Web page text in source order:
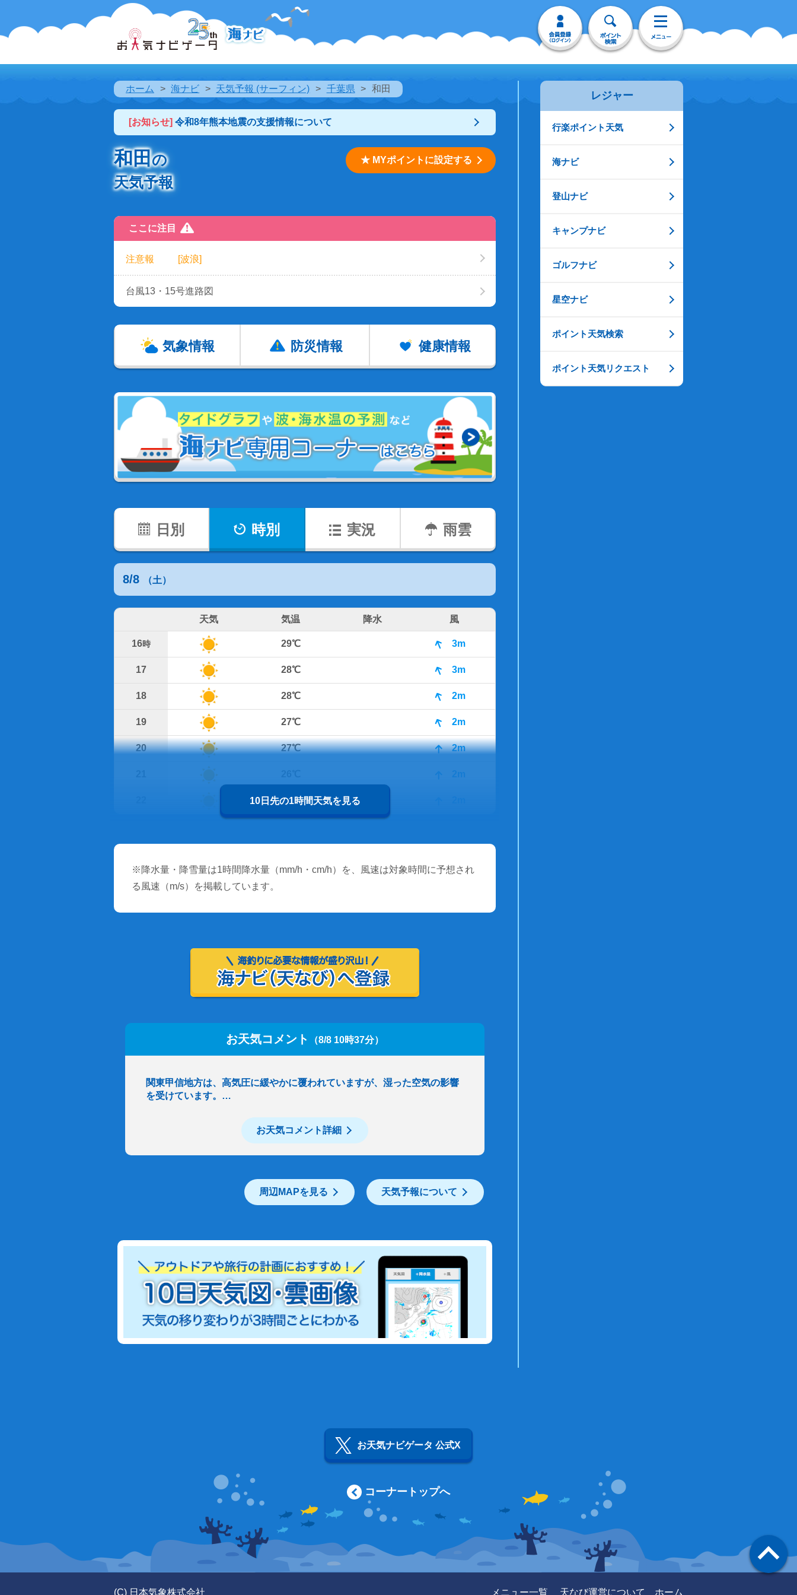
ホーム 海ナビ 天気予報 (サーフィン) 千葉県 和田
[お知らせ] 令和8年熊本地震の支援情報について
和田の
天気予報
★ MYポイントに設定する
ここに注目
注意報 [波浪]
台風13・15号進路図
気象情報 防災情報 健康情報
日別 時別 実況 雨雲
8/8 （土）
天気 気温 降水 風
16時 29℃ 3m
17 28℃ 3m
18 28℃ 2m
19 27℃ 2m
20 27℃ 2m
2m
26℃
10日先の1時間天気を見る
※降水量・降雪量は1時間降水量（mm/h・cm/h）を、風速は対象時間に予想され
る風速（m/s）を掲載しています。
お天気コメント （8/8 10時37分）
関東甲信地方は、高気圧に緩やかに覆われていますが、湿った空気の影響
を受けています。…
お天気コメント詳細
周辺MAPを見る 天気予報について
レジャー
行楽ポイント天気
海ナビ
登山ナビ
キャンプナビ
ゴルフナビ
星空ナビ
ポイント天気検索
ポイント天気リクエスト
お天気ナビゲータ 公式X
コーナートップへ
(C) 日本気象株式会社 メニュー一覧 天なび運営について ホーム